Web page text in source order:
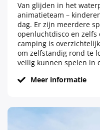
Van glijden in het
animatieteam –
dag. Er zijn meerdere
openluchtdisco en zelfs
camping is
om zelfstandig rond te
veilig kunnen spelen in
Meer informatie